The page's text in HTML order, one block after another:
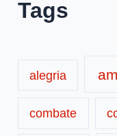
Tags
alegria
combate